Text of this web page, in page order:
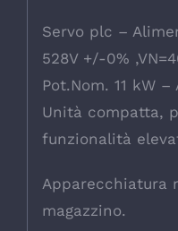
Servo plc –
528V +/-0%
Pot.Nom. 11 kW –
Unità compatta,
funzionalità
Apparecchiatura
magazzino.